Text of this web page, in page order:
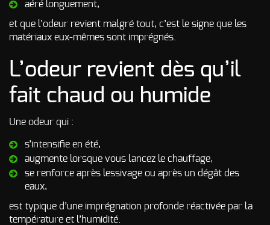
aéré longuement,
et que l’odeur revient malgré tout, c’est le signe que les
matériaux eux-mêmes sont imprégnés.
L’odeur revient dès qu’il
fait chaud ou humide
Une odeur qui :
s’intensifie en été,
augmente lorsque vous lancez le chauffage,
se renforce après lessivage ou après un dégât des
eaux,
est typique d’une imprégnation profonde réactivée par la
température et l’humidité.